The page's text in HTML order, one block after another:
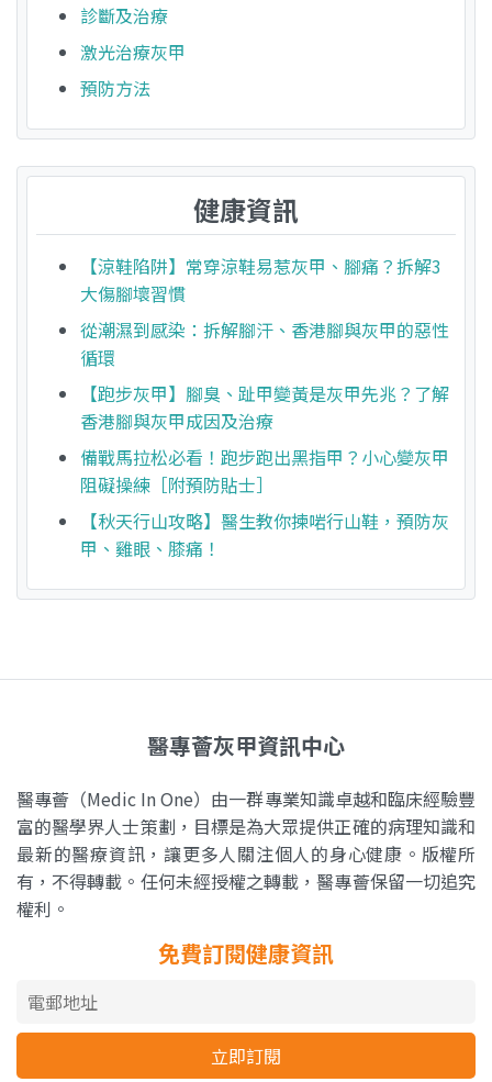
診斷及治療
激光治療灰甲
預防方法
健康資訊
【涼鞋陷阱】常穿涼鞋易惹灰甲、腳痛？拆解3
大傷腳壞習慣
從潮濕到感染：拆解腳汗、香港腳與灰甲的惡性
循環
【跑步灰甲】腳臭、趾甲變黃是灰甲先兆？了解
香港腳與灰甲成因及治療
備戰馬拉松必看！跑步跑出黑指甲？小心變灰甲
阻礙操練［附預防貼士］
【秋天行山攻略】醫生教你揀啱行山鞋，預防灰
甲、雞眼、膝痛！
醫專薈灰甲資訊中心
醫專薈（Medic In One）由一群專業知識卓越和臨床經驗豐
富的醫學界人士策劃，目標是為大眾提供正確的病理知識和
最新的醫療資訊，讓更多人關注個人的身心健康。版權所
有，不得轉載。任何未經授權之轉載，醫專薈保留一切追究
權利。
免費訂閱健康資訊